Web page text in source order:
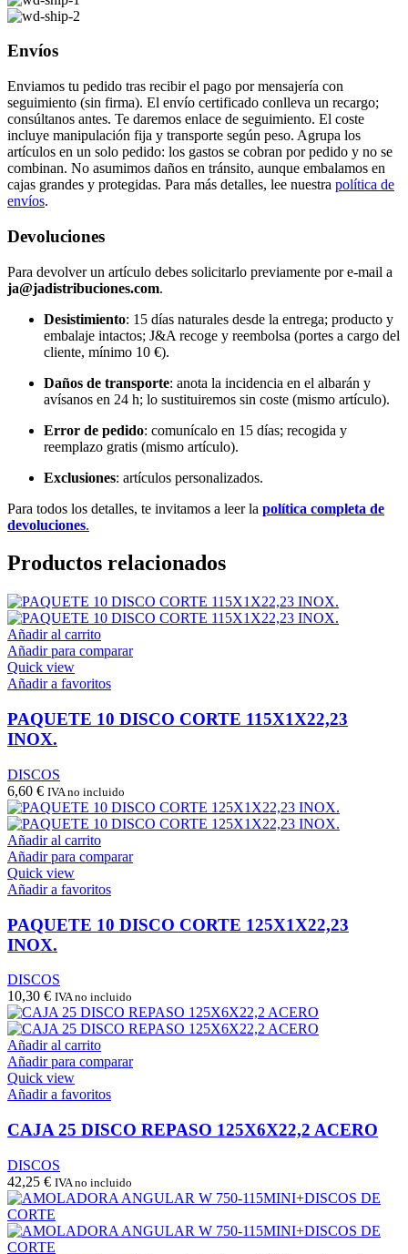
Envíos
Enviamos tu pedido tras recibir el pago por mensajería con
seguimiento (sin firma). El envío certificado conlleva un recargo;
consúltanos antes. Te daremos enlace de seguimiento. El coste
incluye manipulación fija y transporte según peso. Agrupa los
artículos en un solo pedido: los gastos se cobran por pedido y no se
combinan. No asumimos daños en tránsito, aunque embalamos en
cajas grandes y protegidas. Para más detalles, lee nuestra política de
envíos.
Devoluciones
Para devolver un artículo debes solicitarlo previamente por e-mail a
ja@jadistribuciones.com.
Desistimiento: 15 días naturales desde la entrega; producto y
embalaje intactos; J&A recoge y reembolsa (portes a cargo del
cliente, mínimo 10 €).
Daños de transporte: anota la incidencia en el albarán y
avísanos en 24 h; lo sustituiremos sin coste (mismo artículo).
Error de pedido: comunícalo en 15 días; recogida y
reemplazo gratis (mismo artículo).
Exclusiones: artículos personalizados.
Para todos los detalles, te invitamos a leer la política completa de
devoluciones.
Productos relacionados
Añadir al carrito
Añadir para comparar
Quick view
Añadir a favoritos
PAQUETE 10 DISCO CORTE 115X1X22,23
INOX.
DISCOS
6,60 € IVA no incluido
Añadir al carrito
Añadir para comparar
Quick view
Añadir a favoritos
PAQUETE 10 DISCO CORTE 125X1X22,23
INOX.
DISCOS
10,30 € IVA no incluido
Añadir al carrito
Añadir para comparar
Quick view
Añadir a favoritos
CAJA 25 DISCO REPASO 125X6X22,2 ACERO
DISCOS
42,25 € IVA no incluido